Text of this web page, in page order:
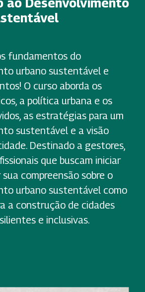
ao Desenvolvimento
fundamentos do
urbano sustentável e
O curso aborda os
a política urbana e os
as estratégias para um
sustentável e a visão
Destinado a gestores,
que buscam iniciar
compreensão sobre o
urbano sustentável como
a construção de cidades
e inclusivas.